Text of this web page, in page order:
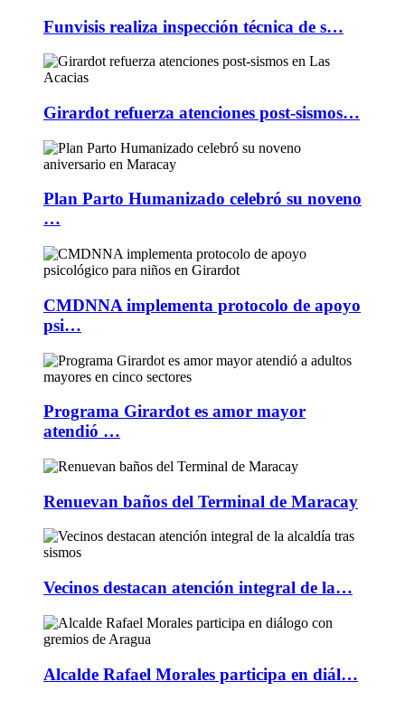
Funvisis realiza inspección técnica de s…
Girardot refuerza atenciones post-sismos…
Plan Parto Humanizado celebró su noveno
…
CMDNNA implementa protocolo de apoyo
psi…
Programa Girardot es amor mayor
atendió …
Renuevan baños del Terminal de Maracay
Vecinos destacan atención integral de la…
Alcalde Rafael Morales participa en diál…